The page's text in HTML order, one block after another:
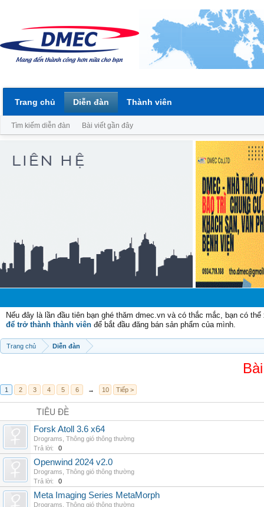
Nếu đây là lần đầu tiên bạn ghé thăm dmec.vn và có thắc mắc, bạn có
để trở thành thành viên để bắt đầu đăng bán sản phẩm của mình.
Trang chủ Diễn đàn
1 2 3 4 5 6 → 10 Tiếp >
TIÊU ĐỀ
Forsk Atoll 3.6 x64
Drograms Thông gió thông thường
Trả lời:
0
Openwind 2024 v2.0
Drograms Thông gió thông thường
Trả lời:
0
Meta Imaging Series MetaMorph
Drograms Thông gió thông thường
Trang chủ Diễn đàn
Tìm kiếm diễn đàn Bài viết gần đây
Thành viên